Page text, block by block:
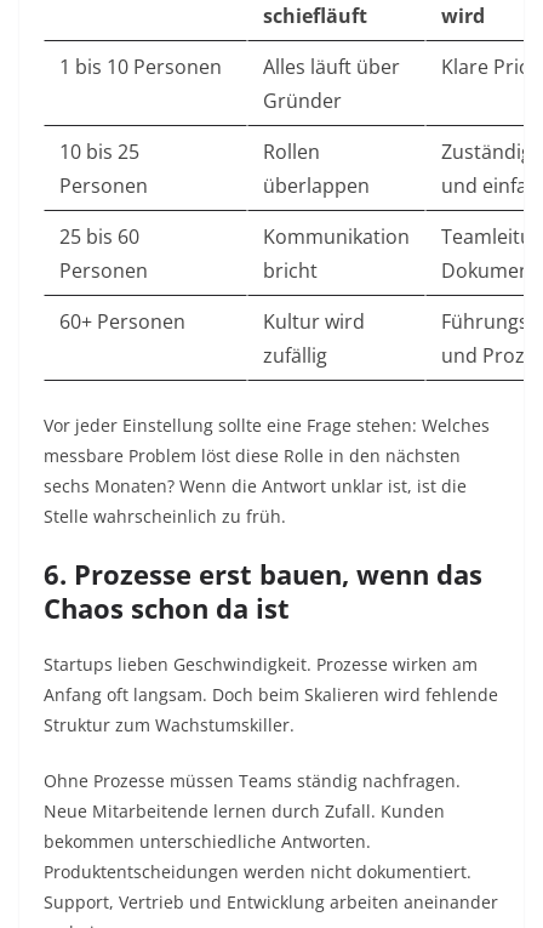
schiefläuft
wird
1 bis 10 Personen
Alles läuft über
Gründer
Klare
10 bis 25
Personen
Rollen
überlappen
und
25 bis 60
Personen
Kommunikation
bricht
60+ Personen
Kultur wird
zufällig
und
Vor jeder Einstellung sollte eine Frage stehen: Welches
messbare Problem löst diese Rolle in den nächsten
sechs Monaten? Wenn die Antwort unklar ist, ist die
Stelle wahrscheinlich zu früh.
6. Prozesse erst bauen, wenn das
Chaos schon da ist
Startups lieben Geschwindigkeit. Prozesse wirken am
Anfang oft langsam. Doch beim Skalieren wird fehlende
Struktur zum Wachstumskiller.
Ohne Prozesse müssen Teams ständig nachfragen.
Neue Mitarbeitende lernen durch Zufall. Kunden
bekommen unterschiedliche Antworten.
Produktentscheidungen werden nicht dokumentiert.
Support, Vertrieb und Entwicklung arbeiten aneinander